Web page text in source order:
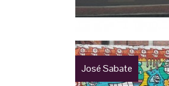
José Sabate